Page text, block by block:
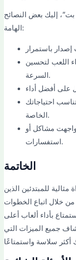
إليك بعض النصائح
الهامة:
اللعب لتحسين
السرعة.
احتياجاتك
الخاصة.
مشاكل أو
استفسارات.
الخاتمة
للمبتدئين الذين
خلال اتباع الخطوات
بأداء ألعاب أعلى
جميع الميزات التي